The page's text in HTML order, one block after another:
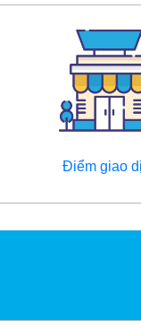
Điểm giao